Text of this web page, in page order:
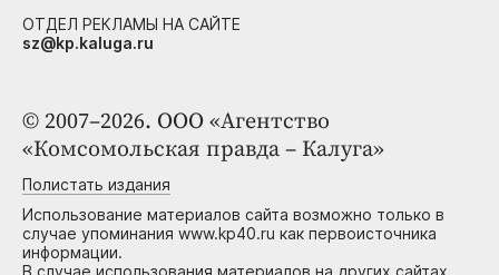
© 2007–2026. ООО «Агентство
«Комсомольская правда – Калуга»
Полистать издания
Использование материалов сайта возможно только в
случае упоминания www.kp40.ru как первоисточника
информации.
ОТДЕЛ РЕКЛАМЫ НА САЙТЕ
sz@kp.kaluga.ru